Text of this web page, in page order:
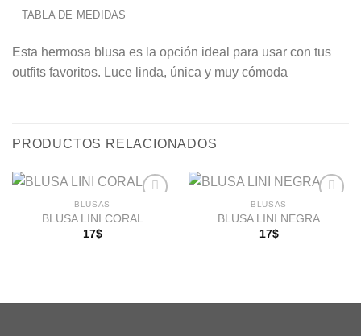
TABLA DE MEDIDAS
Esta hermosa blusa es la opción ideal para usar con tus
outfits favoritos. Luce linda, única y muy cómoda
PRODUCTOS RELACIONADOS
BLUSAS
BLUSA LINI CORAL
17$
BLUSAS
BLUSA LINI NEGRA
17$